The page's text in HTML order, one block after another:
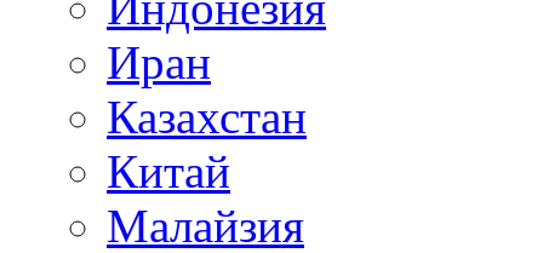
Иран
Казахстан
Китай
Малайзия